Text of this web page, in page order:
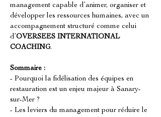
management capable d’animer, organiser et
développer les ressources humaines, avec un
accompagnement structuré comme celui
d’OVERSEES INTERNATIONAL
COACHING.
Sommaire :
- Pourquoi la fidélisation des équipes en
restauration est un enjeu majeur à Sanary-
sur-Mer ?
- Les leviers du management pour réduire le